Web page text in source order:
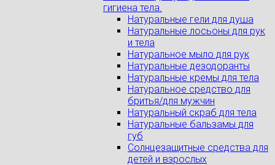
гигиена тела.
Натуральные гели для душа
Натуральные лосьоны для рук
и тела
Натуральное мыло для рук
Натуральные дезодоранты
Натуральные кремы для тела
Натуральное средство для
бритья/для мужчин
Натуральный скраб для тела
Натуральные бальзамы для
губ
Солнцезащитные средства для
детей и взрослых